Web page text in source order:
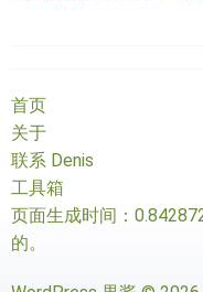
首页
关于
联系 Denis
工具箱
页面生成时间：
的。